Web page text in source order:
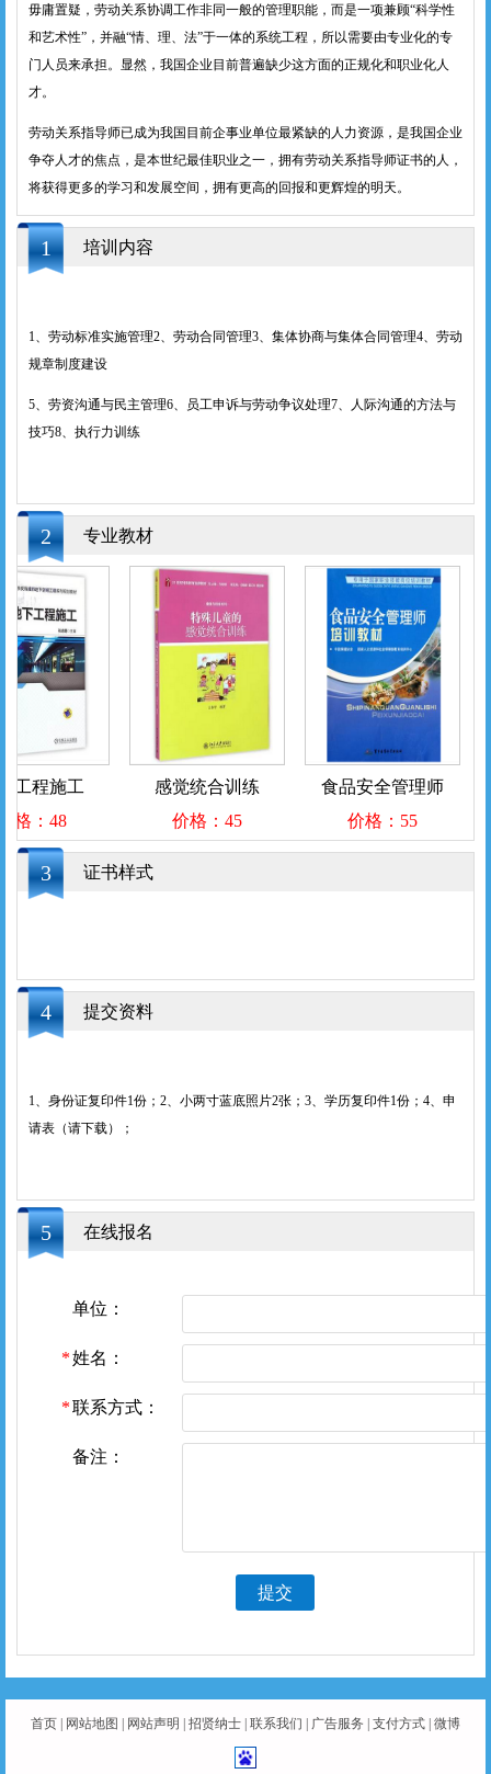
毋庸置疑，劳动关系协调工作非同一般的管理职能，而是一项兼顾“科学性
和艺术性”，并融“情、理、法”于一体的系统工程，所以需要由专业化的专
门人员来承担。显然，我国企业目前普遍缺少这方面的正规化和职业化人
才。
劳动关系指导师已成为我国目前企事业单位最紧缺的人力资源，是我国企业
争夺人才的焦点，是本世纪最佳职业之一，拥有劳动关系指导师证书的人，
将获得更多的学习和发展空间，拥有更高的回报和更辉煌的明天。
1 培训内容
1、劳动标准实施管理2、劳动合同管理3、集体协商与集体合同管理4、劳动
规章制度建设
5、劳资沟通与民主管理6、员工申诉与劳动争议处理7、人际沟通的方法与
技巧8、执行力训练
2 专业教材
工程施工
格：48
感觉统合训练
价格：45
食品安全管理师
价格：55
3 证书样式
4 提交资料
1、身份证复印件1份；2、小两寸蓝底照片2张；3、学历复印件1份；4、申
请表（请下载）；
5 在线报名
单位：
姓名：
联系方式：
备注：
提交
首页 网站地图 网站声明 招贤纳士 联系我们 广告服务 支付方式 微博